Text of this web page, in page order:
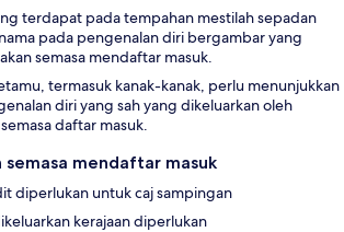
terdapat pada tempahan mestilah sepadan
pada pengenalan diri bergambar yang
semasa mendaftar masuk.
termasuk kanak-kanak, perlu menunjukkan
diri yang sah yang dikeluarkan oleh
daftar masuk.
semasa mendaftar masuk
diperlukan untuk caj sampingan
kerajaan diperlukan